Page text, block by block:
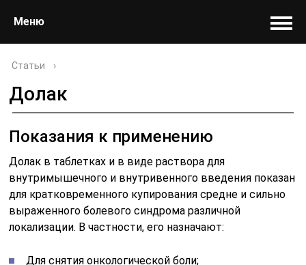
Меню
Статьи ›
Долак
Показания к применению
Долак в таблетках и в виде раствора для
внутримышечного и внутривенного введения показан
для кратковременного купирования средне и сильно
выраженного болевого синдрома различной
локализации. В частности, его назначают:
Для снятия онкологической боли;